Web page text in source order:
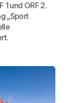
1 und ORF 2.
„Sport